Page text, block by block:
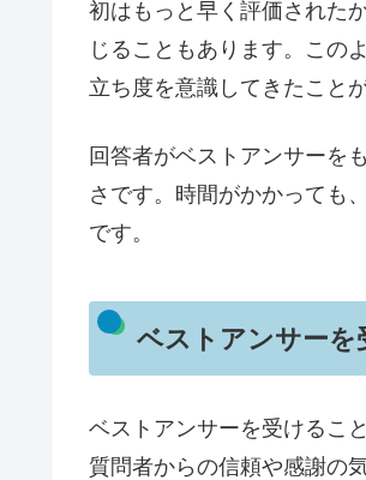
初はもっと早く評価された
じることもあります。この
立ち度を意識してきたこと
回答者がベストアンサーを
さです。時間がかかっても
です。
ベストアンサーを
ベストアンサーを受けるこ
質問者からの信頼や感謝の